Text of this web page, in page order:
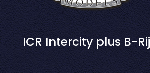
ICR Intercity plus B-